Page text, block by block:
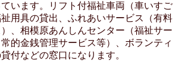
います。リフト付福祉車両（車いすご
用具の貸出、ふれあいサービス（有料
、相模原あんしんセンター（福祉サー
的金銭管理サービス等）、ボランティ
付などの窓口になります。